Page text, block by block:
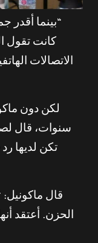
“بينما أقدر
كانت تقول
الاتصالات
لكن دون
تكن لديها
قال ماكونيل:
الحزن. أعتقد